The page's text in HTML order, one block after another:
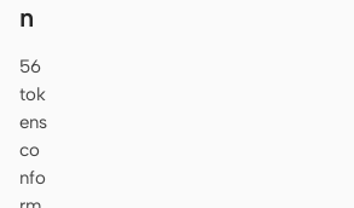
n
56
tok
ens
co
nfo